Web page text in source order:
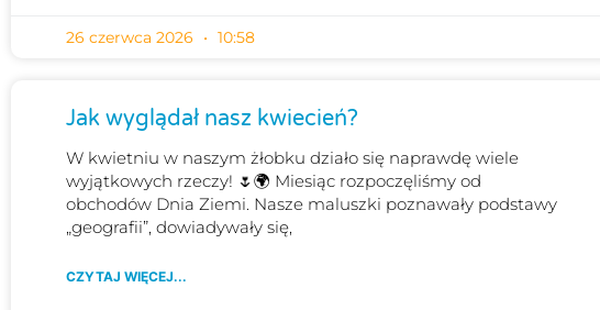
26 czerwca 2026 10:58
Jak wyglądał nasz kwiecień?
W kwietniu w naszym żłobku działo się naprawdę wiele
wyjątkowych rzeczy! 🌷🌍 Miesiąc rozpoczęliśmy od
obchodów Dnia Ziemi. Nasze maluszki poznawały podstawy
„geografii”, dowiadywały się,
CZYTAJ WIĘCEJ...